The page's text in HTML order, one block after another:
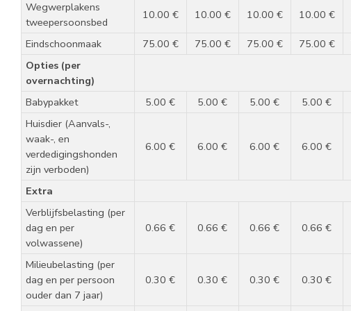
Wegwerplakens
tweepersoonsbed
10.00 € 10.00 € 10.00 € 10.00 €
Eindschoonmaak 75.00 € 75.00 € 75.00 € 75.00 €
Opties (per
overnachting)
Babypakket
5.00 € 5.00 € 5.00 € 5.00 €
Huisdier (Aanvals-,
waak-, en
verdedigingshonden
zijn verboden)
6.00 € 6.00 € 6.00 € 6.00 €
Extra
Verblijfsbelasting (per
dag en per
volwassene)
0.66 € 0.66 € 0.66 € 0.66 €
Milieubelasting (per
dag en per persoon
ouder dan 7 jaar)
0.30 € 0.30 € 0.30 € 0.30 €